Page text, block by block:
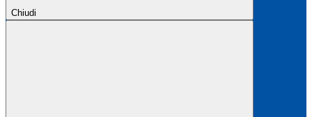
Chiudi